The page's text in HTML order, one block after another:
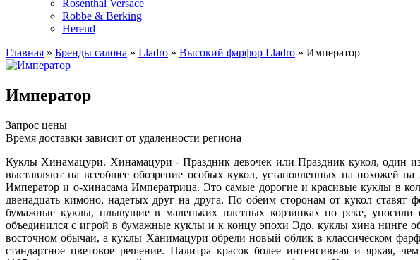
Rosenthal Versace
Robbe & Berking
Herend
Главная » Бренды салона » Lladro » Высокий фарфор Lladro » Император
Император
Запрос цены
Время доставки зависит от удаленности региона
Куклы Хинамацури. Хинамацури - Праздник девочек или Праздник кукол, один
выставляют на всеобщее обозрение особых кукол, установленных на похожей
Император и о-хинасама Императрица. Это самые дорогие и красивые куклы в
двенадцать кимоно, надетых друг на друга. По обеим сторонам от кукол
бумажные куклы, плывущие в маленьких плетных корзинках по реке,
объединился с игрой в бумажные куклы и к концу эпохи Эдо, куклы хина нинге
восточном обычаи, а куклы Ханимацури обрели новый облик в классическом
стандартное цветовое решение. Палитра красок более интенсивная и яркая,